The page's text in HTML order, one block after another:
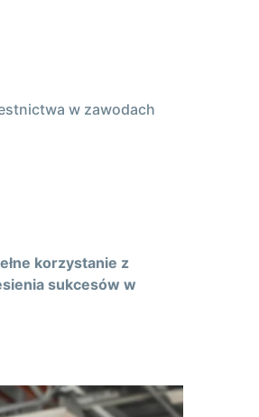
w zawodach
korzystanie z
sukcesów w